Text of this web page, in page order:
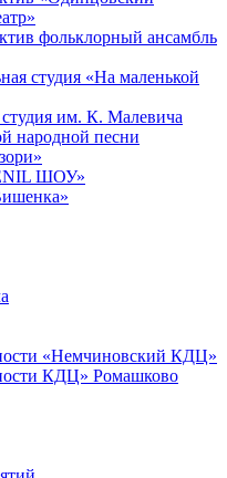
фольклорный ансамбль
студия «На маленькой
им. К. Малевича
народной песни
ШОУ»
«Немчиновский КДЦ»
КДЦ» Ромашково